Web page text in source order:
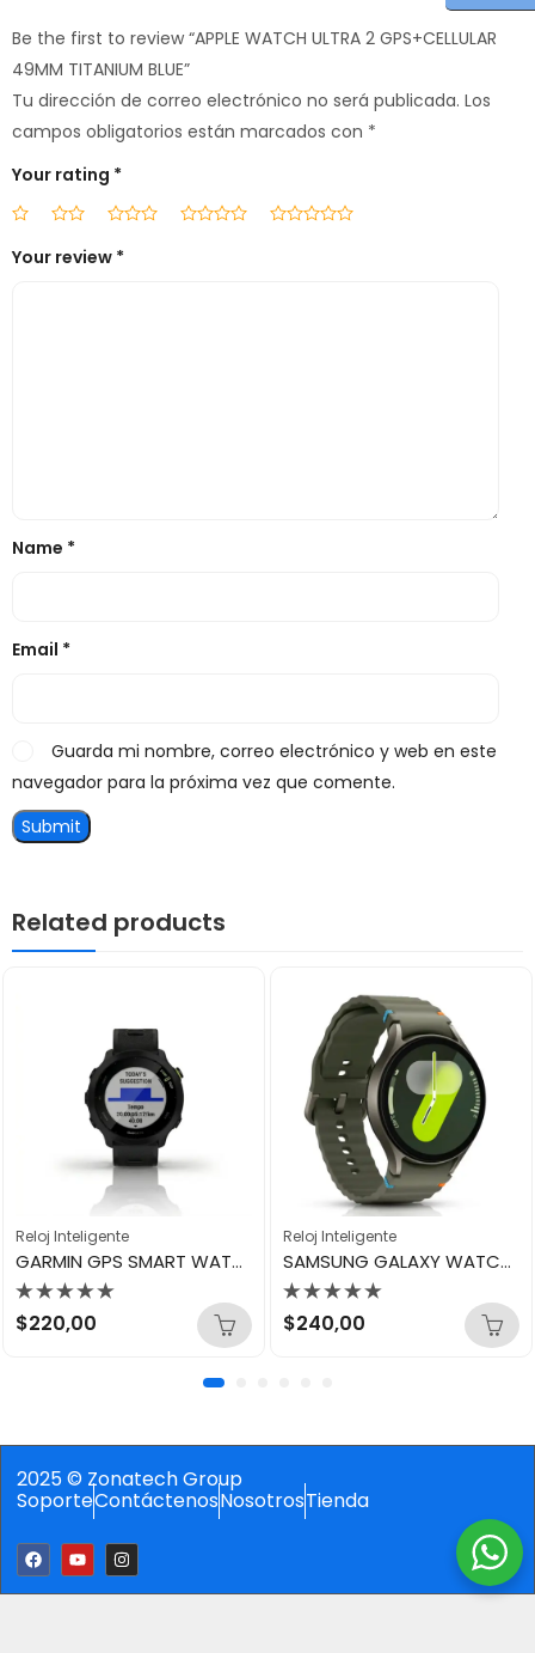
Be the first to review “APPLE WATCH ULTRA 2 GPS+CELLULAR
49MM TITANIUM BLUE”
Tu dirección de correo electrónico no será publicada. Los
campos obligatorios están marcados con *
Your rating *
Your review *
Name *
Email *
Guarda mi nombre, correo electrónico y web en este
navegador para la próxima vez que comente.
Related products
Reloj Inteligente
GARMIN GPS SMART WATCH AMOLED FORERUNNER 55 BLACK
Valorado
con
$220,00
Reloj Inteligente
SAMSUNG GALAXY WATCH 7 44MM GREEN
Valorado
con
$240,00
2025 © Zonatech Group
SoporteContáctenosNosotrosTienda